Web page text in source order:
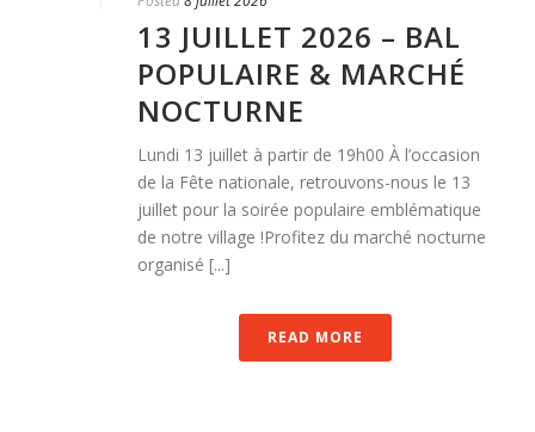
13 JUILLET 2026 – BAL
POPULAIRE & MARCHÉ
NOCTURNE
Lundi 13 juillet à partir de 19h00 À l’occasion
de la Fête nationale, retrouvons-nous le 13
juillet pour la soirée populaire emblématique
de notre village !Profitez du marché nocturne
organisé [...]
READ MORE